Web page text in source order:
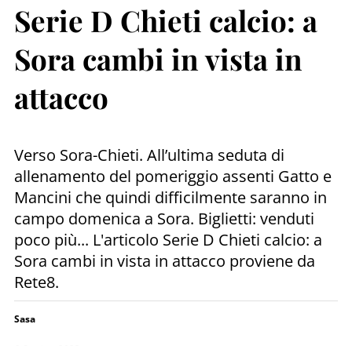
Serie D Chieti calcio: a
Sora cambi in vista in
attacco
Verso Sora-Chieti. All’ultima seduta di
allenamento del pomeriggio assenti Gatto e
Mancini che quindi difficilmente saranno in
campo domenica a Sora. Biglietti: venduti
poco più... L'articolo Serie D Chieti calcio: a
Sora cambi in vista in attacco proviene da
Rete8.
Sasa